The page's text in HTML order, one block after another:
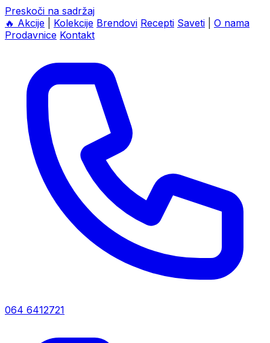
Preskoči na sadržaj
🔥 Akcije Kolekcije Brendovi Recepti Saveti
O nama
Prodavnice Kontakt
064 6412721